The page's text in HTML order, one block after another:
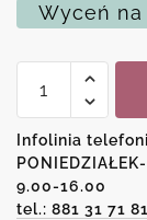
Wyceń
Plakat
bukietu
roślin
Infolinia
9.00-16.00
tel.: 881 31 71 81